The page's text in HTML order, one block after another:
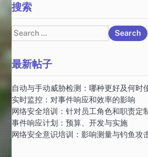
搜索
Search
for:
最新帖子
自动与手动威胁检测：哪种更好及何时
实时监控：对事件响应和效率的影响
网络安全培训：针对员工角色和职责定
事件响应计划：预算、开发与实施
网络安全意识培训：影响测量与钓鱼攻